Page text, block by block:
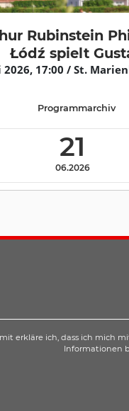
Rubinstein
Łódź spielt
2026, 17:00 / St.
21
06.2026
Programmarchiv
erkläre ich, dass ich mich
Informationen